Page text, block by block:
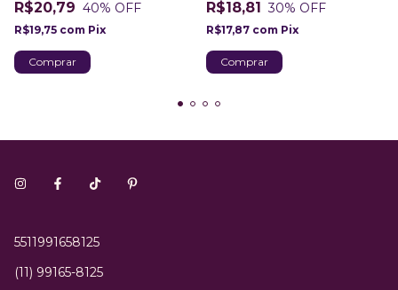
R$20,79 40% OFF
R$19,75 com Pix
R$18,81 30% OFF
R$17,87 com Pix
5511991658125
(11) 99165-8125